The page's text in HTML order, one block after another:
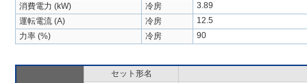
消費電力 (kW)
冷房
3.89
運転電流 (A)
冷房
12.5
力率 (%)
冷房 90
セット形名